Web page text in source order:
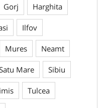
Gorj Harghita
Ilfov
Mures Neamt
Mare Sibiu
Tulcea